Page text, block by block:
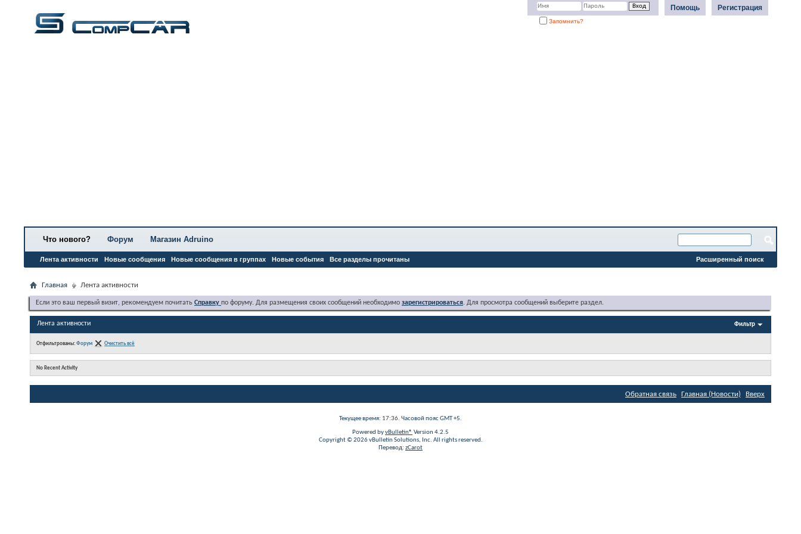
Регистрация
Помощь
Запомнить?
Что нового?
Лента активности Новые сообщения Новые сообщения в группах Новые события Все разделы прочитаны
Форум Магазин Adruino
Расширенный поиск
Главная Лента активности
Если это ваш первый визит, рекомендуем почитать Справку по форуму. Для размещения своих сообщений необходимо зарегистрироваться. Для просмотра сообщений выберите раздел.
Лента активности Фильтр
Отфильтрованы: Форум Очистить всё
No Recent Activity
Обратная связь Главная (Новости) Вверх
Текущее время: 17:36. Часовой пояс GMT +5.
Powered byvBulletin® Version 4.2.5
Copyright © 2026 vBulletin Solutions, Inc. All rights reserved.
Перевод: zCarot